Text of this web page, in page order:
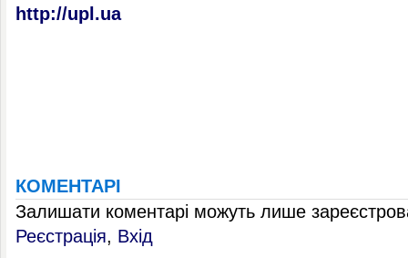
http://upl.ua
КОМЕНТАРІ
Залишати коментарі можуть лише
Реєстрація, Вхід